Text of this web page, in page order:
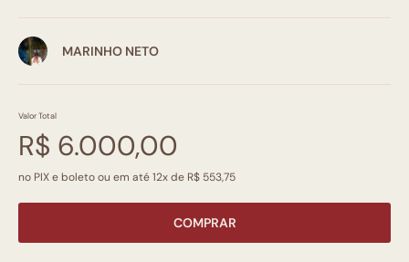
MARINHO NETO
Valor Total
R$ 6.000,00
no PIX e boleto ou em até 12x de R$ 553,75
COMPRAR